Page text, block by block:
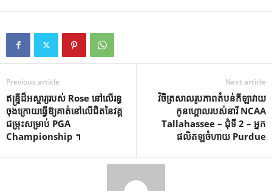
Previous article
ឥន្ទ្រីដ៏អស្ចារ្យរបស់ Rose នៅលើរន្ធ
ចុងក្រោយធ្វើឱ្យគាត់នៅលើជិតនៃវគ្គ
ជម្រុះសម្រាប់ PGA
Championship ។
Next article
វិចិត្រសាលរូបភាពតំបន់កីឡាវាយ
កូនហ្គោលរបស់នារី NCAA
Tallahassee – ជុំទី 2 – អ្នក
ផលិតឡចំហាយ Purdue